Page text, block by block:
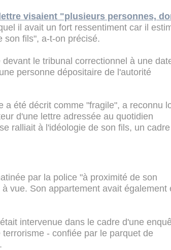
visaient "plusieurs personnes,
il avait un fort ressentiment car il
son fils", a-t-on précisé.
le tribunal correctionnel à une
personne dépositaire de l'autorité
a été décrit comme "fragile", a reconnu
d'une lettre adressée au quotidien
ralliait à l'idéologie de son fils, un
par la police "à proximité de son
vue. Son appartement avait également
intervenue dans le cadre d'une
- confiée par le parquet de